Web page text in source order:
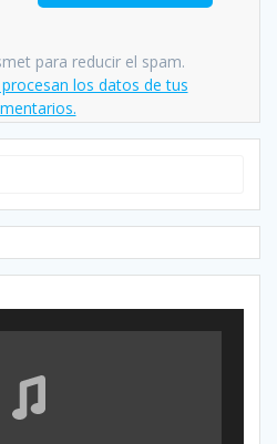
para reducir el spam.
los datos de tus